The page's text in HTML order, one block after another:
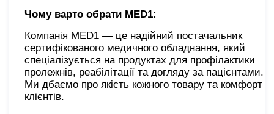
Чому варто обрати MED1:
Компанія MED1 — це надійний постачальник
сертифікованого медичного обладнання, який
спеціалізується на продуктах для профілактики
пролежнів, реабілітації та догляду за пацієнтами.
Ми дбаємо про якість кожного товару та комфорт
клієнтів.